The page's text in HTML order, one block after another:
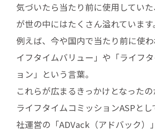
気づいたら当たり前に使用してい
が世の中にはたくさん溢れています。
例えば、今や国内で当たり前に使
イフタイムバリュー」や「ライフ
ョン」という言葉。
これらが広まるきっかけとなった
ライフタイムコミッションASPとし
社運営の「ADVack（アドバック）